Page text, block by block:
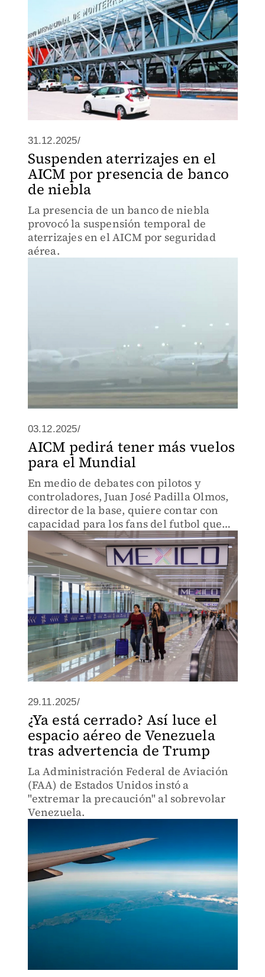
31.12.2025/
Suspenden aterrizajes en el
AICM por presencia de banco
de niebla
La presencia de un banco de niebla
provocó la suspensión temporal de
aterrizajes en el AICM por seguridad
aérea.
03.12.2025/
AICM pedirá tener más vuelos
para el Mundial
En medio de debates con pilotos y
controladores, Juan José Padilla Olmos,
director de la base, quiere contar con
capacidad para los fans del futbol que
vendrán en el verano
29.11.2025/
¿Ya está cerrado? Así luce el
espacio aéreo de Venezuela
tras advertencia de Trump
La Administración Federal de Aviación
(FAA) de Estados Unidos instó a
"extremar la precaución" al sobrevolar
Venezuela.